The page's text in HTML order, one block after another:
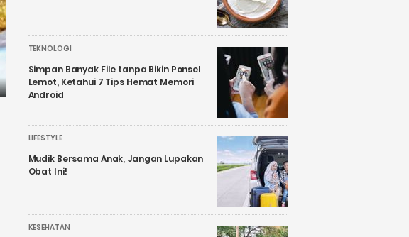
TEKNOLOGI
Simpan Banyak File tanpa Bikin Ponsel
Lemot, Ketahui 7 Tips Hemat Memori
Android
LIFESTYLE
Mudik Bersama Anak, Jangan Lupakan
Obat Ini!
KESEHATAN